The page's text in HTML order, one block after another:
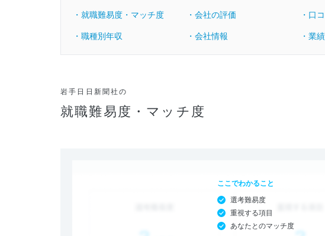
・就職難易度・マッチ度 ・会社の評価 ・口
・職種別年収 ・会社情報 ・業
岩手日日新聞社の
就職難易度・マッチ度
ここでわかること
選考難易度
重視する項目
あなたとのマッチ度